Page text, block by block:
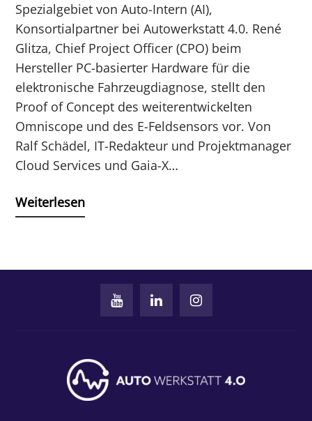
Spezialgebiet von Auto-Intern (AI),
Konsortialpartner bei Autowerkstatt 4.0. René
Glitza, Chief Project Officer (CPO) beim
Hersteller PC-basierter Hardware für die
elektronische Fahrzeugdiagnose, stellt den
Proof of Concept des weiterentwickelten
Omniscope und des E-Feldsensors vor. Von
Ralf Schädel, IT-Redakteur und Projektmanager
Cloud Services und Gaia-X…
Weiterlesen